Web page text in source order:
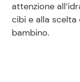
Pubblicità
Privacy Policy
attenzione
cibi e alla scelta
bambino.